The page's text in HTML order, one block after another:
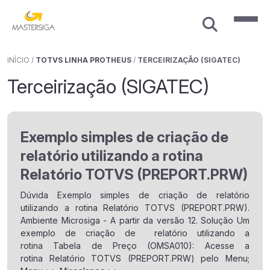
INÍCIO / TOTVS LINHA PROTHEUS / TERCEIRIZAÇÃO (SIGATEC)
Terceirização (SIGATEC)
Exemplo simples de criação de
relatório utilizando a rotina
Relatório TOTVS (PREPORT.PRW)
Dúvida Exemplo simples de criação de relatório
utilizando a rotina Relatório TOTVS (PREPORT.PRW).
Ambiente Microsiga - A partir da versão 12. Solução Um
exemplo de criação de relatório utilizando a
rotina Tabela de Preço (OMSA010): Acesse a
rotina Relatório TOTVS (PREPORT.PRW) pelo Menu;